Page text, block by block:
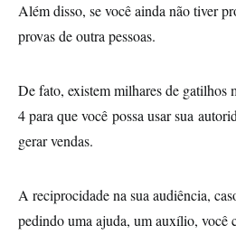
Além disso, se você ainda não tiver
provas de outra pessoas.
De fato, existem milhares de gatilhos
4 para que você possa usar sua
gerar vendas.
A reciprocidade na sua audiência,
pedindo uma ajuda, um auxílio, você